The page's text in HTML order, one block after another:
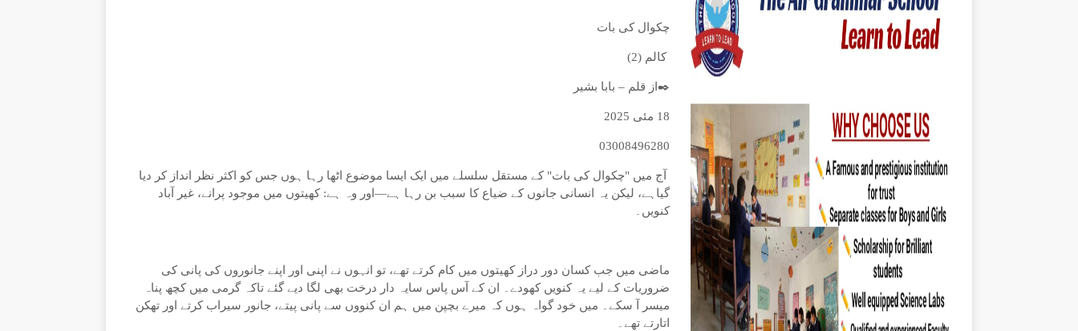
چکوال کی بات
کالم (2)
✒️از قلم – بابا بشیر
18 مئی 2025
03008496280
آج میں "چکوال کی بات" کے مستقل سلسلے میں ایک ایسا موضوع اٹھا رہا ہوں جس کو اکثر نظر انداز کر دیا
گیاہے، لیکن یہ انسانی جانوں کے ضیاع کا سبب بن رہا ہے—اور وہ ہے: کھیتوں میں موجود پرانے، غیر آباد
کنویں۔
ماضی میں جب کسان دور دراز کھیتوں میں کام کرتے تھے، تو انہوں نے اپنی اور اپنے جانوروں کی پانی کی
ضروریات کے لیے یہ کنویں کھودے۔ ان کے آس پاس سایہ دار درخت بھی لگا دیے گئے تاکہ گرمی میں کچھ پناہ
میسر آ سکے۔ میں خود گواہ ہوں کہ میرے بچپن میں ہم ان کنووں سے پانی پیتے، جانور سیراب کرتے اور تھکن
اتارتے تھے۔